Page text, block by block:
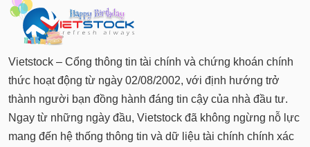
Vietstock – Cổng thông tin tài chính và chứng khoán chính
thức hoạt động từ ngày 02/08/2002, với định hướng trở
thành người bạn đồng hành đáng tin cậy của nhà đầu tư.
Ngay từ những ngày đầu, Vietstock đã không ngừng nỗ lực
mang đến hệ thống thông tin và dữ liệu tài chính chính xác
(-)
tạo